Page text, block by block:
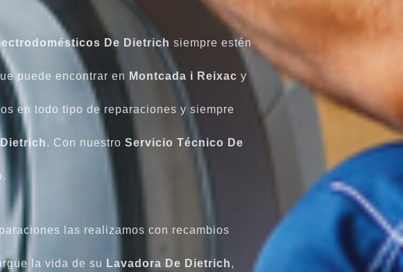
De Dietrich siempre estén
puede encontrar en Montcada i Reixac y
en todo tipo de reparaciones y siempre
. Con nuestro Servicio Técnico De
las realizamos con recambios
la vida de su Lavadora De Dietrich,